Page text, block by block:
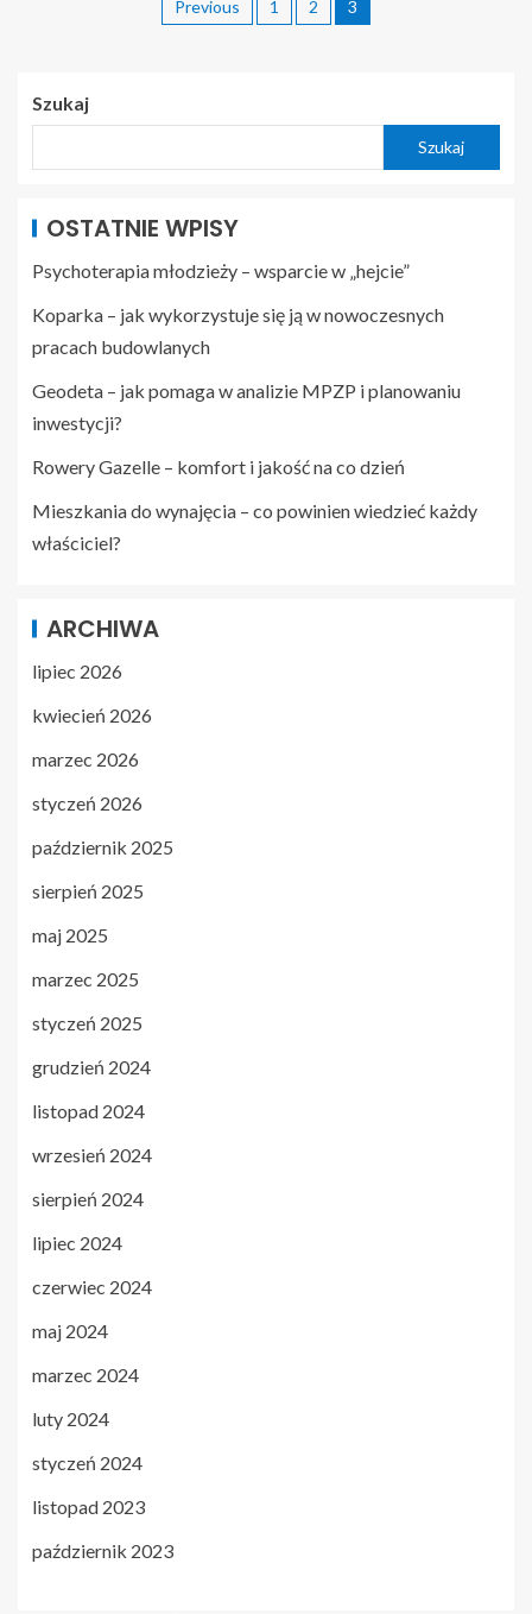
Previous 1 2 3
Szukaj
Szukaj
OSTATNIE WPISY
Psychoterapia młodzieży – wsparcie w „hejcie”
Koparka – jak wykorzystuje się ją w nowoczesnych
pracach budowlanych
Geodeta – jak pomaga w analizie MPZP i planowaniu
inwestycji?
Rowery Gazelle – komfort i jakość na co dzień
Mieszkania do wynajęcia – co powinien wiedzieć każdy
właściciel?
ARCHIWA
lipiec 2026
kwiecień 2026
marzec 2026
styczeń 2026
październik 2025
sierpień 2025
maj 2025
marzec 2025
styczeń 2025
grudzień 2024
listopad 2024
wrzesień 2024
sierpień 2024
lipiec 2024
czerwiec 2024
maj 2024
marzec 2024
luty 2024
styczeń 2024
listopad 2023
październik 2023